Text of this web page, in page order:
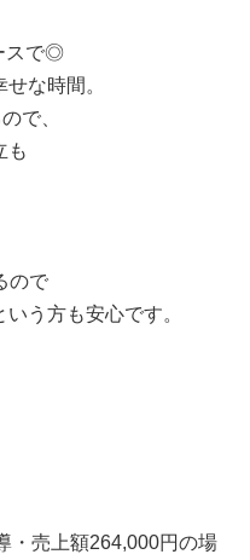
スで◎
な時間。
で、
も
ので
う方も安心です。
・売上額264,000円の場